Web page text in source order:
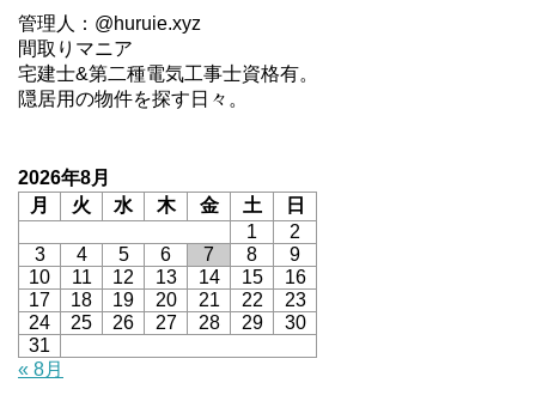
管理人：@huruie.xyz
間取りマニア
宅建士&第二種電気工事士資格有。
隠居用の物件を探す日々。
2026年8月
月
火 水 木 金 土
日
1
2
3
4 5 6 7 8
9
10
11 12 13 14 15
16
17
18 19 20 21 22
23
24
25 26 27 28 29
30
31
« 8月